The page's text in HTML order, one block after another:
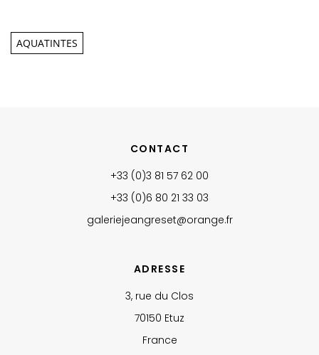
AQUATINTES
CONTACT
+33 (0)3 81 57 62 00
+33 (0)6 80 21 33 03‬
galeriejeangreset@orange.fr
ADRESSE
3, rue du Clos
70150 Etuz
France